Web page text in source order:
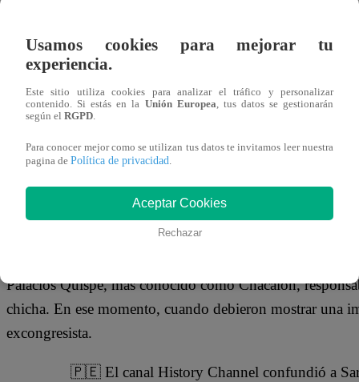
un grosero error en uno de sus programas y terminó
¿Qué ocurrió con History Channel y
denominados “santos paganos”. Ellos no son
es venerada por millones de personas en varios países
Palacios Quispe, más conocido como Chacalón,
chicha. En ese momento, cuando debieron mostrar una
excongresista.
🇵🇪 El canal History Channel confundió a
Usamos cookies para mejorar tu
experiencia.
Este sitio utiliza cookies para analizar el tráfico y personalizar
contenido. Si estás en la Unión Europea, tus datos se gestionarán
según el RGPD.
Para conocer mejor como se utilizan tus datos te invitamos leer nuestra
pagina de Política de privacidad.
Aceptar Cookies
Rechazar